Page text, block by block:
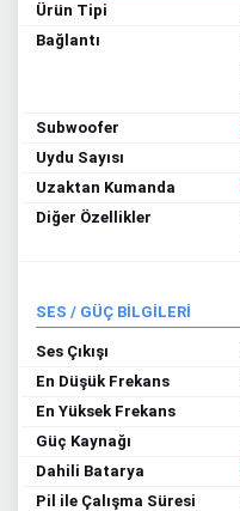
Ürün Tipi
Bağlantı
Subwoofer
Uydu Sayısı
Uzaktan Kumanda
Diğer Özellikler
SES / GÜÇ BİLGİLERİ
Ses Çıkışı
En Düşük Frekans
En Yüksek Frekans
Güç Kaynağı
Dahili Batarya
Pil ile Çalışma Süresi